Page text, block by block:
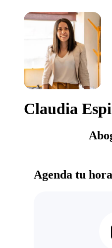
Claudia
Agenda tu hora